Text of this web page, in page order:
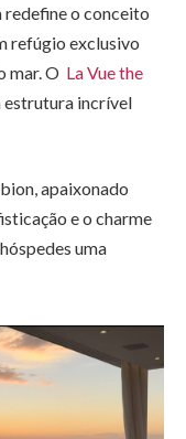
redefine o conceito
refúgio exclusivo
mar. O La Vue the
estrutura incrível
apaixonado
e o charme
uma